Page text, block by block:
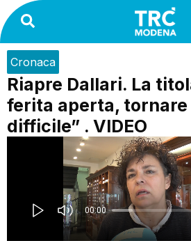
Cronaca
Riapre Dallari. La
ferita aperta, tornare
difficile” . VIDEO